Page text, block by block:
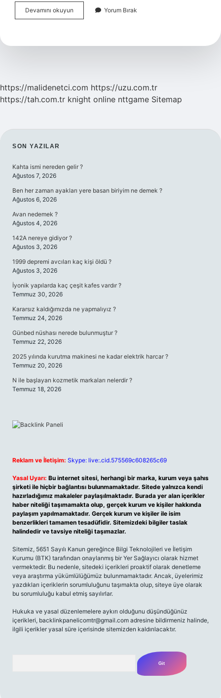
Devamını okuyun Almanyada
Lise
Başlıyor
Yorum Bırak
https://malidenetci.com https://uzu.com.tr
https://tah.com.tr knight online nttgame Sitemap
SIDEBAR
SON YAZILAR
Kahta ismi nereden gelir ?
Ağustos 7, 2026
Ben her zaman ayakları yere basan biriyim ne demek ?
Ağustos 6, 2026
Avan nedemek ?
Ağustos 4, 2026
142A nereye gidiyor ?
Ağustos 3, 2026
1999 depremi avcıları kaç kişi öldü ?
Ağustos 3, 2026
İyonik yapılarda kaç çeşit kafes vardır ?
Temmuz 30, 2026
Kararsız kaldığımızda ne yapmalıyız ?
Temmuz 24, 2026
Günbed nüshası nerede bulunmuştur ?
Temmuz 22, 2026
2025 yılında kurutma makinesi ne kadar elektrik harcar ?
Temmuz 20, 2026
N ile başlayan kozmetik markaları nelerdir ?
Temmuz 18, 2026
Reklam ve İletişim: Skype: live:.cid.575569c608265c69
Yasal Uyarı: Bu internet sitesi, herhangi bir marka, kurum veya şahıs
şirketi ile hiçbir bağlantısı bulunmamaktadır. Sitede yalnızca kendi
hazırladığımız makaleler paylaşılmaktadır. Burada yer alan içerikler
haber niteliği taşımamakta olup, gerçek kurum ve kişiler hakkında
paylaşım yapılmamaktadır. Gerçek kurum ve kişiler ile isim
benzerlikleri tamamen tesadüfidir. Sitemizdeki bilgiler taslak
halindedir ve tavsiye niteliği taşımazlar.
Sitemiz, 5651 Sayılı Kanun gereğince Bilgi Teknolojileri ve İletişim
Kurumu (BTK) tarafından onaylanmış bir Yer Sağlayıcı olarak hizmet
vermektedir. Bu nedenle, sitedeki içerikleri proaktif olarak denetleme
veya araştırma yükümlülüğümüz bulunmamaktadır. Ancak, üyelerimiz
yazdıkları içeriklerin sorumluluğunu taşımakta olup, siteye üye olarak
bu sorumluluğu kabul etmiş sayılırlar.
Hukuka ve yasal düzenlemelere aykırı olduğunu düşündüğünüz
içerikleri, backlinkpanelicomtr@gmail.com adresine bildirmeniz halinde,
ilgili içerikler yasal süre içerisinde sitemizden kaldırılacaktır.